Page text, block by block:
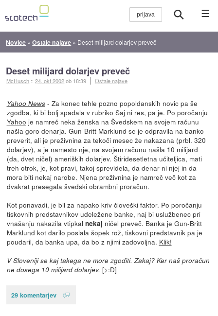
☰
Novice »Ostale najave » Deset milijard dolarjev preveč
Deset milijard dolarjev preveč
McHusch ::24. okt 2002ob 18:39 Ostale najave
Yahoo News- Za konec tehle pozno popoldanskih novic pa še
zgodba, ki bi bolj spadala v rubriko Saj ni res, pa je. Po poročanju
Yahoo je namreč neka ženska na Švedskem na svojem računu
našla goro denarja. Gun-Britt Marklund se je odpravila na banko
preverit, ali je preživnina za tekoči mesec že nakazana (prbl. 320
dolarjev), a je namesto nje, na svojem računu našla 10 milijard
(da, dvet ničel) ameriških dolarjev. Štiridesetletna učiteljica, mati
treh otrok, je, kot pravi, takoj sprevidela, da denar ni njej in da
mora biti nekaj narobe. Njena preživnina je namreč več kot za
dvakrat presegala švedski obrambni proračun.
Kot ponavadi, je bil za napako kriv človeški faktor. Po poročanju
tiskovnih predstavnikov udeležene banke, naj bi uslužbenec pri
vnašanju nakazila vtipkal nekaj ničel preveč. Banka je Gun-Britt
Marklund kot darilo poslala šopek rož, tiskovni predstavnik pa je
poudaril, da banka upa, da bo z njimi zadovoljna. Klik!
V Sloveniji se kaj takega ne more zgoditi. Zakaj? Ker naš proračun
ne dosega 10 milijard dolarjev. [>:D]
29 komentarjev